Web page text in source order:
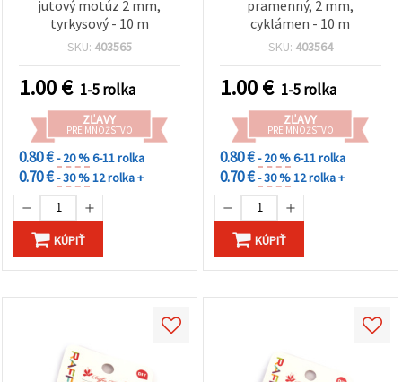
jutový motúz 2 mm,
tyrkysový - 10 m
SKU: 403565
1.00€ 1-5 rolka
ZĽAVY
PRE MNOŽSTVO
0.80 €- 20 %6-11 rolka
0.70 €- 30 %12 rolka +
KÚPIŤ
pramenný, 2 mm,
cyklámen - 10 m
SKU: 403564
1.00€ 1-5 rolka
ZĽAVY
PRE MNOŽSTVO
0.80 €- 20 %6-11 rolka
0.70 €- 30 %12 rolka +
KÚPIŤ